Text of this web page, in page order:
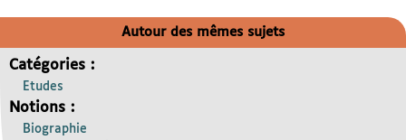
Autour des mêmes sujets
Catégories :
Etudes
Notions :
Biographie